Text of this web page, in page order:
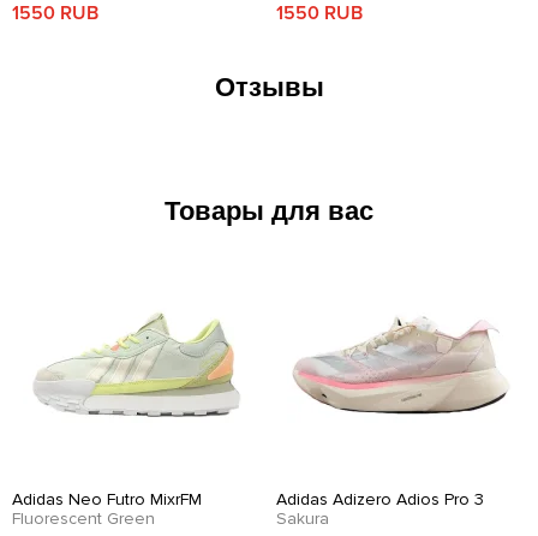
1550 RUB 1550 RUB
Отзывы
Товары для вас
Adidas Neo Futro MixrFM
Fluorescent Green
Adidas Adizero Adios Pro 3
Sakura